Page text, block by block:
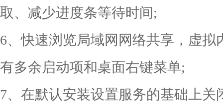
取、减少进度条等待时间;
6、快速浏览局域网网络共享，虚
有多余启动项和桌面右键菜单;
7、在默认安装设置服务的基础上